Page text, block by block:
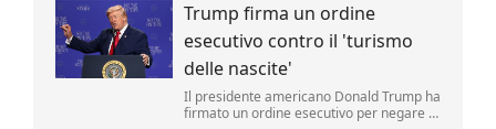
riporta una fonte militare.
Trump firma un ordine
esecutivo contro il 'turismo
delle nascite'
Il presidente americano Donald Trump ha
firmato un ordine esecutivo per negare la